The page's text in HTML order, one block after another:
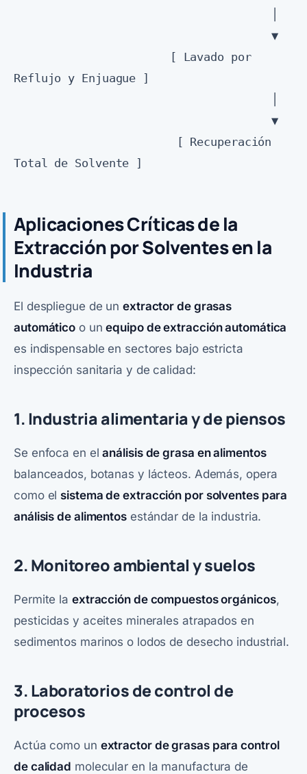
                                      ▼
Reflujo y Enjuague ]
                                      ▼
Aplicaciones Críticas de la
Extracción por Solventes en la
Industria
El despliegue de un extractor de grasas
automático o unequipo de extracción automática
es indispensable en sectores bajo estricta
inspección sanitaria y de calidad:
1. Industria alimentaria y de piensos
Se enfoca en elanálisis de grasa en alimentos
balanceados, botanas y lácteos. Además, opera
como el sistema de extracción por solventes para
análisis de alimentosestándar de la industria.
2. Monitoreo ambiental y suelos
Permite la extracción de compuestos orgánicos,
pesticidas y aceites minerales atrapados en
sedimentos marinos o lodos de desecho industrial.
3. Laboratorios de control de
procesos
Actúa como un extractor de grasas para control
de calidad molecular en la manufactura de